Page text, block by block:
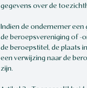
gegevens over de
Indien de ondernemer
de beroepsvereniging of -
de beroepstitel, de plaats
een verwijzing naar de
zijn.